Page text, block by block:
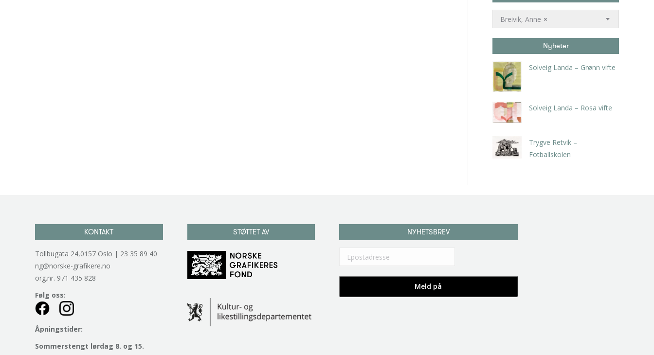
×
Breivik, Anne
Nyheter
Solveig Landa – Grønn vifte
Solveig Landa – Rosa vifte
Trygve Retvik –
Fotballskolen
KONTAKT
Tollbugata 24,0157 Oslo | 23 35 89 40
ng@norske-grafikere.no
org.nr. 971 435 828
Følg oss:
Åpningstider:
Sommerstengt lørdag 8. og 15.
STØTTET AV NYHETSBREV